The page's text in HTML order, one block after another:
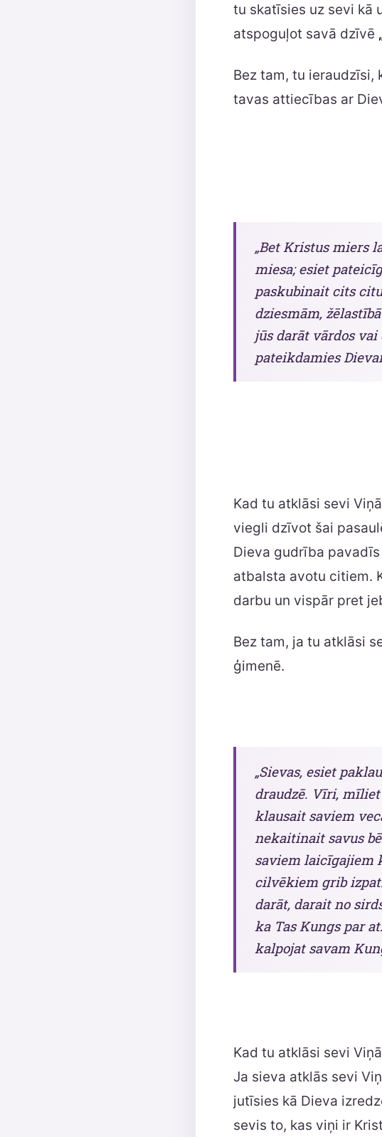
tu skatīsies uz sevi kā
atspoguļot savā dzīvē
Bez tam, tu ieraudzīsi,
tavas attiecības ar
„Bet Kristus miers
miesa; esiet
paskubinait cits
dziesmām,
jūs darāt vārdos
pateikdamies
Kad tu atklāsi sevi
viegli dzīvot šai
Dieva gudrība
atbalsta avotu citiem.
darbu un vispār pret
Bez tam, ja tu atklāsi
ģimenē.
„Sievas, esiet
draudzē. Vīri,
klausait saviem
nekaitinait savus
saviem laicīgajiem
cilvēkiem grib
darāt, darait no
ka Tas Kungs par
kalpojat savam
Kad tu atklāsi sevi
Ja sieva atklās sevi
jutīsies kā Dieva
sevis to, kas viņi ir